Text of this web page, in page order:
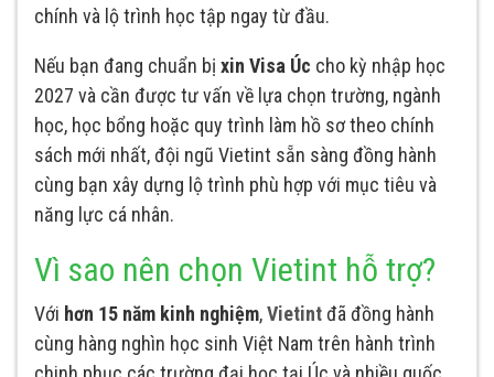
chính và lộ trình học tập ngay từ đầu.
Nếu bạn đang chuẩn bị xin Visa Úc cho kỳ nhập học
2027 và cần được tư vấn về lựa chọn trường, ngành
học, học bổng hoặc quy trình làm hồ sơ theo chính
sách mới nhất, đội ngũ Vietint sẵn sàng đồng hành
cùng bạn xây dựng lộ trình phù hợp với mục tiêu và
năng lực cá nhân.
Vì sao nên chọn Vietint hỗ trợ?
Với hơn 15 năm kinh nghiệm,Vietintđã đồng hành
cùng hàng nghìn học sinh Việt Nam trên hành trình